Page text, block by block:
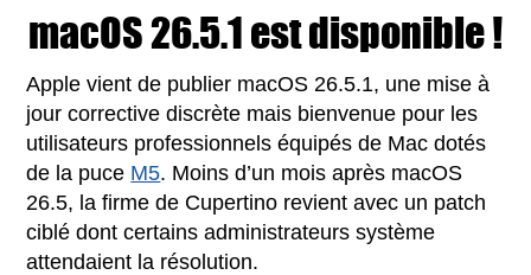
macOS 26.5.1 est disponible !
Apple vient de publier macOS 26.5.1, une mise à
jour corrective discrète mais bienvenue pour les
utilisateurs professionnels équipés de Mac dotés
de la puce M5. Moins d’un mois après macOS
26.5, la firme de Cupertino revient avec un patch
ciblé dont certains administrateurs système
attendaient la résolution.